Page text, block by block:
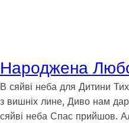
Народжена
В сяйві неба для Дитини
з вишніх лине, Диво нам
сяйві неба Спас прийшов.